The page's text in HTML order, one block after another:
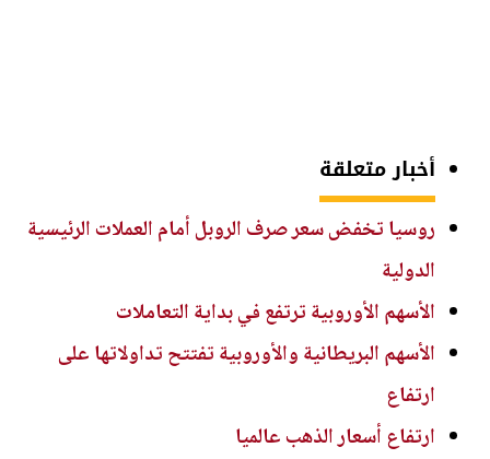
أخبار متعلقة
روسيا تخفض سعر صرف الروبل أمام العملات الرئيسية
الدولية
الأسهم الأوروبية ترتفع في بداية التعاملات
الأسهم البريطانية والأوروبية تفتتح تداولاتها على
ارتفاع
ارتفاع أسعار الذهب عالميا